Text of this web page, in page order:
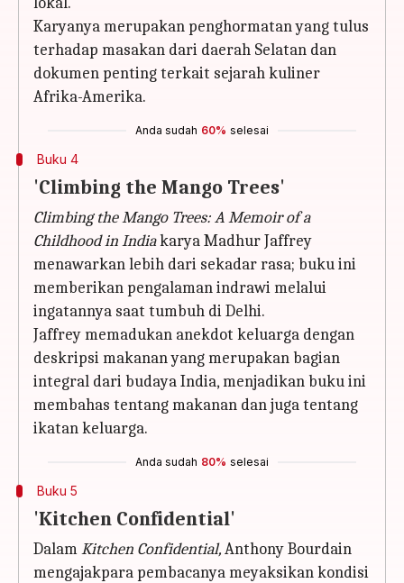
Karyanya merupakan penghormatan yang tulus
terhadap masakan dari daerah Selatan dan
dokumen penting terkait sejarah kuliner
Afrika-Amerika.
Anda sudah 60% selesai
Buku 4
'Climbing the Mango Trees'
Climbing the Mango Trees: A Memoir of a
Childhood in Indiakarya Madhur Jaffrey
menawarkan lebih dari sekadar rasa; buku ini
memberikan pengalaman indrawi melalui
ingatannya saat tumbuh di Delhi.
Jaffrey memadukan anekdot keluarga dengan
deskripsi makanan yang merupakan bagian
integral dari budaya India, menjadikan buku ini
membahas tentang makanan dan juga tentang
ikatan keluarga.
Anda sudah 80% selesai
Buku 5
'Kitchen Confidential'
DalamKitchen Confidential,Anthony Bourdain
mengajakpara pembacanya meyaksikan kondisi